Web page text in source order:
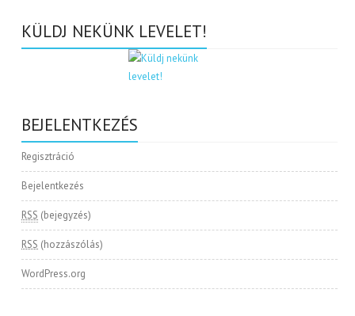
KÜLDJ NEKÜNK LEVELET!
BEJELENTKEZÉS
Regisztráció
Bejelentkezés
RSS (bejegyzés)
RSS (hozzászólás)
WordPress.org